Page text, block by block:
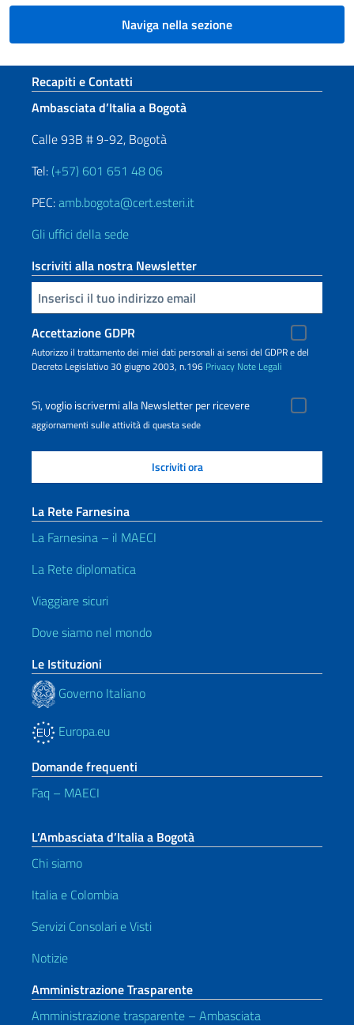
Naviga nella sezione
Sezione footer
Recapiti e Contatti
Ambasciata d’Italia a Bogotà
Calle 93B # 9-92, Bogotà
Tel: (+57) 601 651 48 06
PEC:amb.bogota@cert.esteri.it
Gli uffici della sede
Iscriviti alla nostra Newsletter
Inserisci la tua email
Accettazione GDPR
Autorizzo il trattamento dei miei dati personali ai sensi del GDPR e del
Decreto Legislativo 30 giugno 2003, n.196 Privacy Note Legali
Sì, voglio iscrivermi alla Newsletter per ricevere
aggiornamenti sulle attività di questa sede
La Rete Farnesina
La Farnesina – il MAECI
La Rete diplomatica
Viaggiare sicuri
Dove siamo nel mondo
Le Istituzioni
Governo Italiano
Europa.eu
Domande frequenti
Faq – MAECI
L’Ambasciata d’Italia a Bogotà
Chi siamo
Italia e Colombia
Servizi Consolari e Visti
Notizie
Amministrazione Trasparente
Amministrazione trasparente – Ambasciata